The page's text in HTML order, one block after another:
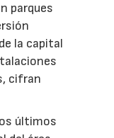
parques
la capital
cifran
últimos